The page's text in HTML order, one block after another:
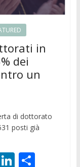
in
dei
un
di dottorato
posti già
Li C